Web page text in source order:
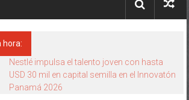
hora: